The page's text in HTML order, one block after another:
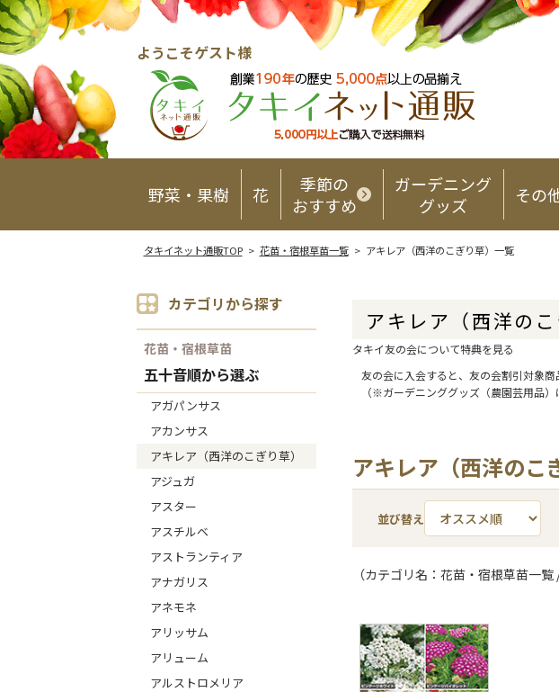
ようこそゲスト様
野菜・果樹 花
季節の
おすすめ
ガーデニング
グッズ
その
タキイネット通販TOP> 花苗・宿根草苗一覧> アキレア（西洋のこぎり草）一覧
カテゴリから探す
花苗・宿根草苗
五十音順から選ぶ
アガパンサス
アカンサス
アキレア（西洋のこぎり草）
アジュガ
アスター
アスチルベ
アストランティア
アナガリス
アネモネ
アリッサム
アリューム
アルストロメリア
アキレア（西洋のこ
タキイ友の会について特典を見る
友の会に入会すると、友の会割引対象商
（※ガーデニンググッズ（農園芸用品）
アキレア（西洋のこ
並び替え
（カテゴリ名：花苗・宿根草苗一